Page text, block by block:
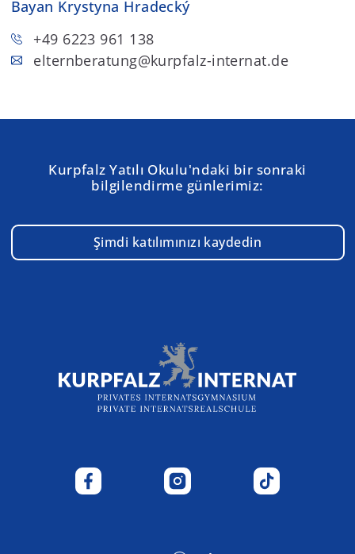
Bayan Krystyna Hradecký
+49 6223 961 138
elternberatung@kurpfalz-internat.de
Kurpfalz Yatılı Okulu'ndaki bir sonraki
bilgilendirme günlerimiz:
Şimdi katılımınızı kaydedin